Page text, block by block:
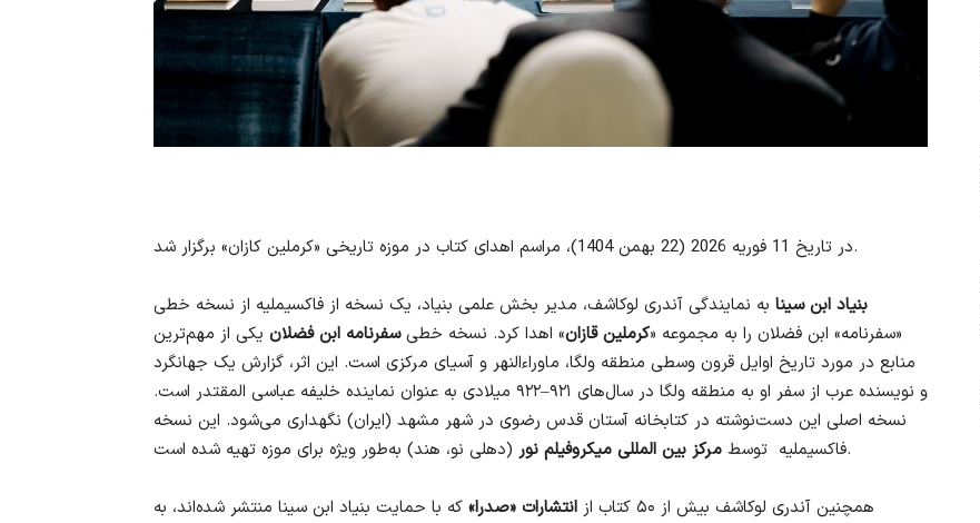
در تاریخ 11 فوریه 2026 (22 بهمن 1404)، مراسم اهدای کتاب در موزه تاریخی «کرملین کازان» برگزار شد.
بنیاد ابن سینا به نمایندگی آندری لوکاشف، مدیر بخش علمی بنیاد، یک نسخه از فاکسیملیه از نسخه خطی
«سفرنامه» ابن فضلان را به مجموعه «کرملین قازان» اهدا کرد. نسخه خطیسفرنامه ابن فضلان یکی از مهم‌ترین
منابع در مورد تاریخ اوایل قرون وسطی منطقه ولگا، ماوراءالنهر و آسیای مرکزی است. این اثر، گزارش یک جهانگرد
و نویسنده عرب از سفر او به منطقه ولگا در سال‌های ۹۲۱–۹۲۲ میلادی به عنوان نماینده خلیفه عباسی المقتدر است.
نسخه اصلی این دست‌نوشته در کتابخانه آستان قدس رضوی در شهر مشهد (ایران) نگهداری می‌شود. این نسخه
فاکسیملیه توسط مرکز بین المللی میکروفیلم‌ نور (دهلی نو، هند) به‌طور ویژه برای موزه تهیه شده است.
همچنین آندری لوکاشف بیش از ۵۰ کتاب از انتشارات «صدرا» که با حمایت بنیاد ابن سینا منتشر شده‌اند، به